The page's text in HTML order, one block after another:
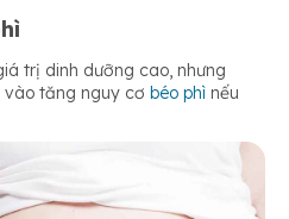
trị dinh dưỡng cao, nhưng
vào tăng nguy cơ béo phì nếu